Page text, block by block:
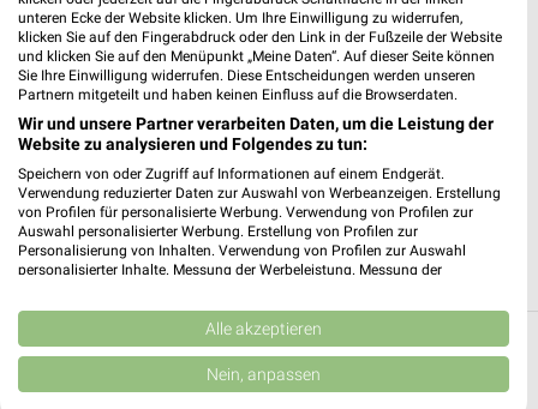
✔Standortgenaue Angebote
✔Folge deinem Lieblingshändler
✔Push-Benachrichtigungen bei neuen Prospekten
✔Einkaufsliste - Einkauf stressfrei planen
JETZT LADEN UND SPAREN!
Weitere REWE Geschäfte mit Angeboten in
und um Großrosseln
unteren Ecke der Website klicken. Um Ihre Einwilligung zu widerrufen,
klicken Sie auf den Fingerabdruck oder den Link in der Fußzeile der Website
und klicken Sie auf den Menüpunkt „Meine Daten“. Auf dieser Seite können
Sie Ihre Einwilligung widerrufen. Diese Entscheidungen werden unseren
Partnern mitgeteilt und haben keinen Einfluss auf die Browserdaten.
Wir und unsere Partner verarbeiten Daten, um die Leistung der
Website zu analysieren und Folgendes zu tun:
Speichern von oder Zugriff auf Informationen auf einem Endgerät.
Verwendung reduzierter Daten zur Auswahl von Werbeanzeigen. Erstellung
von Profilen für personalisierte Werbung. Verwendung von Profilen zur
Auswahl personalisierter Werbung. Erstellung von Profilen zur
Personalisierung von Inhalten. Verwendung von Profilen zur Auswahl
personalisierter Inhalte. Messung der Werbeleistung. Messung der
Kombinationen von Daten aus verschiedenen Quellen. Entwicklung und
Verbesserung der Angebote. Verwendung reduzierter Daten zur Auswahl
von Inhalten.
Daten können außerhalb der Europäischen Union weitergegeben und in die
USA gesendet werden.
Alle akzeptieren
Nein, anpassen